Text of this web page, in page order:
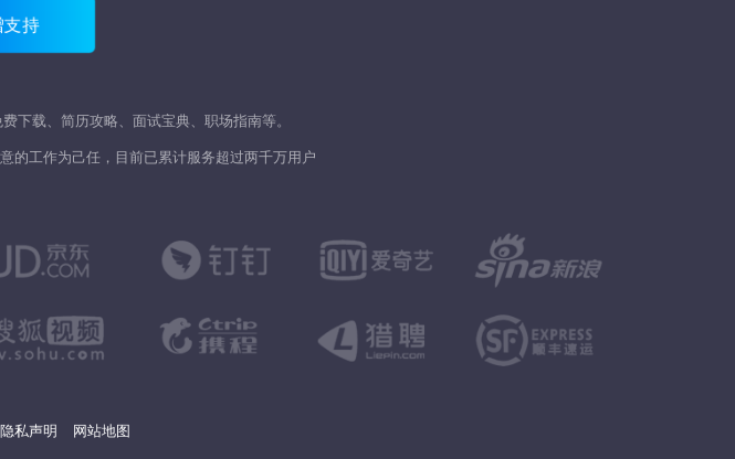
持
费下载、简历攻略、面试宝典、职场指南等。
的工作为己任，目前已累计服务超过两千万用户
隐私声明 网站地图